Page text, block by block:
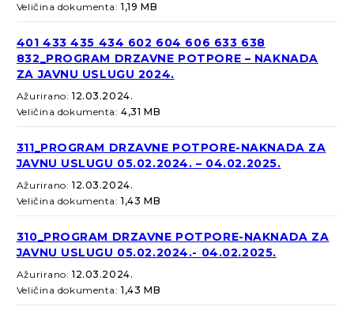
Veličina dokumenta:1,19 MB
401 433 435 434 602 604 606 633 638
832_PROGRAM DRZAVNE POTPORE – NAKNADA
ZA JAVNU USLUGU 2024.
Ažurirano:12.03.2024.
Veličina dokumenta:4,31 MB
311_PROGRAM DRZAVNE POTPORE-NAKNADA ZA
JAVNU USLUGU 05.02.2024. – 04.02.2025.
Ažurirano:12.03.2024.
Veličina dokumenta:1,43 MB
310_PROGRAM DRZAVNE POTPORE-NAKNADA ZA
JAVNU USLUGU 05.02.2024.- 04.02.2025.
Ažurirano:12.03.2024.
Veličina dokumenta:1,43 MB